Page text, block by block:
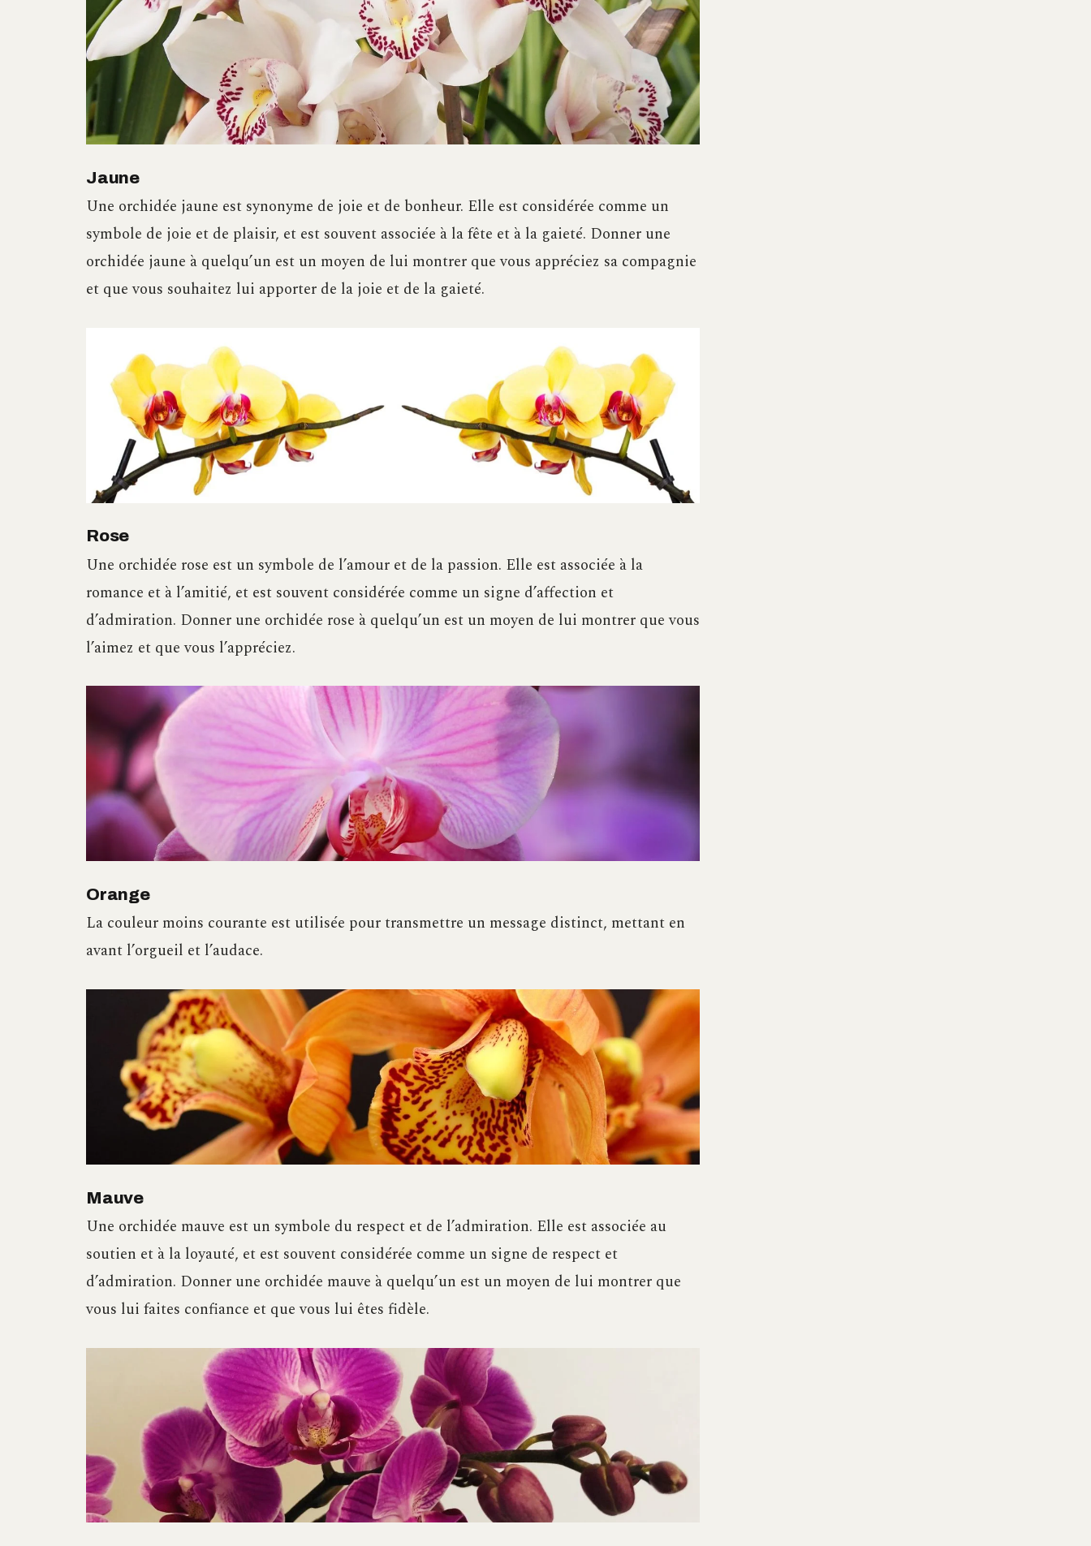
Jaune
Une orchidée jaune est synonyme de joie et de bonheur. Elle est considérée comme un
symbole de joie et de plaisir, et est souvent associée à la fête et à la gaieté. Donner une
orchidée jaune à quelqu’un est un moyen de lui montrer que vous appréciez sa compagnie
et que vous souhaitez lui apporter de la joie et de la gaieté.
Rose
Une orchidée rose est un symbole de l’amour et de la passion. Elle est associée à la
romance et à l’amitié, et est souvent considérée comme un signe d’affection et
d’admiration. Donner une orchidée rose à quelqu’un est un moyen de lui montrer que vous
l’aimez et que vous l’appréciez.
Orange
La couleur moins courante est utilisée pour transmettre un message distinct, mettant en
avant l’orgueil et l’audace.
Mauve
Une orchidée mauve est un symbole du respect et de l’admiration. Elle est associée au
soutien et à la loyauté, et est souvent considérée comme un signe de respect et
d’admiration. Donner une orchidée mauve à quelqu’un est un moyen de lui montrer que
vous lui faites confiance et que vous lui êtes fidèle.